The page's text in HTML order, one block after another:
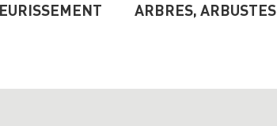
ARBRES, ARBUSTES